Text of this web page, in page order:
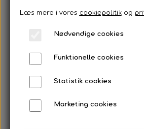
Læs mere i vores cookiepolitikog
Nødvendige cookies
Funktionelle cookies
Statistik cookies
Marketing cookies